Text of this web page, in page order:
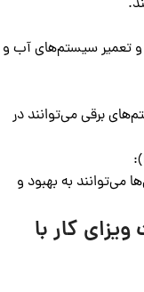
و تعمیر سیستم‌های آب و
برقی می‌توانند در
می‌توانند به بهبود و
کار با